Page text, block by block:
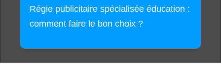
Régie publicitaire spécialisée éducation :
comment faire le bon choix ?